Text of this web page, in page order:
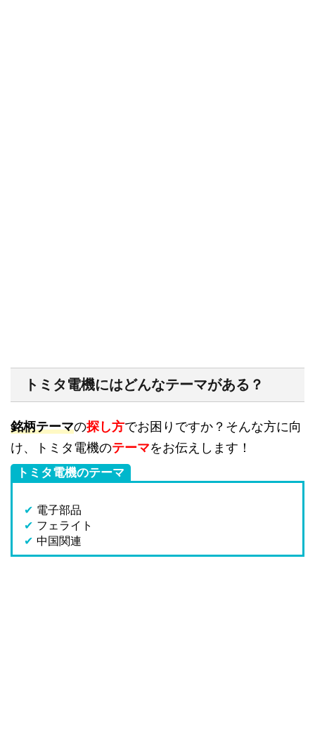
トミタ電機にはどんなテーマがある？
銘柄テーマの探し方でお困りですか？そんな方に向
け、トミタ電機のテーマをお伝えします！
トミタ電機のテーマ
✔ 電子部品
✔ フェライト
✔ 中国関連